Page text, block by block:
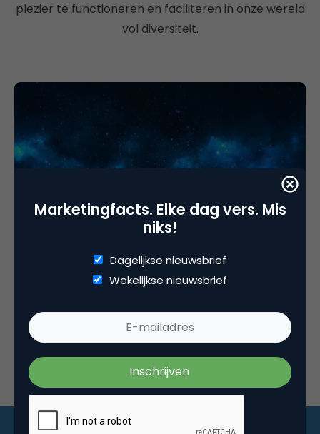
plezier te functioneren en faciliteren in onze wereld
vol diversiteit.
Contentmarketing & Storytelling
Frictie – Waar gáát dit boek eigenlijk over?
Als we denken dat álles te vatten is in data, hebben
we het mis. Maar wat betekent dat voor
Marketingfacts. Elke dag vers. Mis
niks!
Dagelijkse nieuwsbrief
Wekelijkse nieuwsbrief